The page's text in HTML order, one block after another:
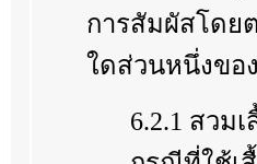
การสัมผัสโดย
ใดส่วนหนึ่งขอ
6.2.1 สวม
กรณีที่ใช้เ